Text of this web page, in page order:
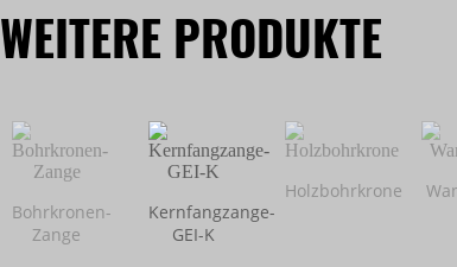
WEITERE PRODUKTE
Bohrkronen-
Zange
Kernfangzange-
GEI-K
Holzbohrkrone